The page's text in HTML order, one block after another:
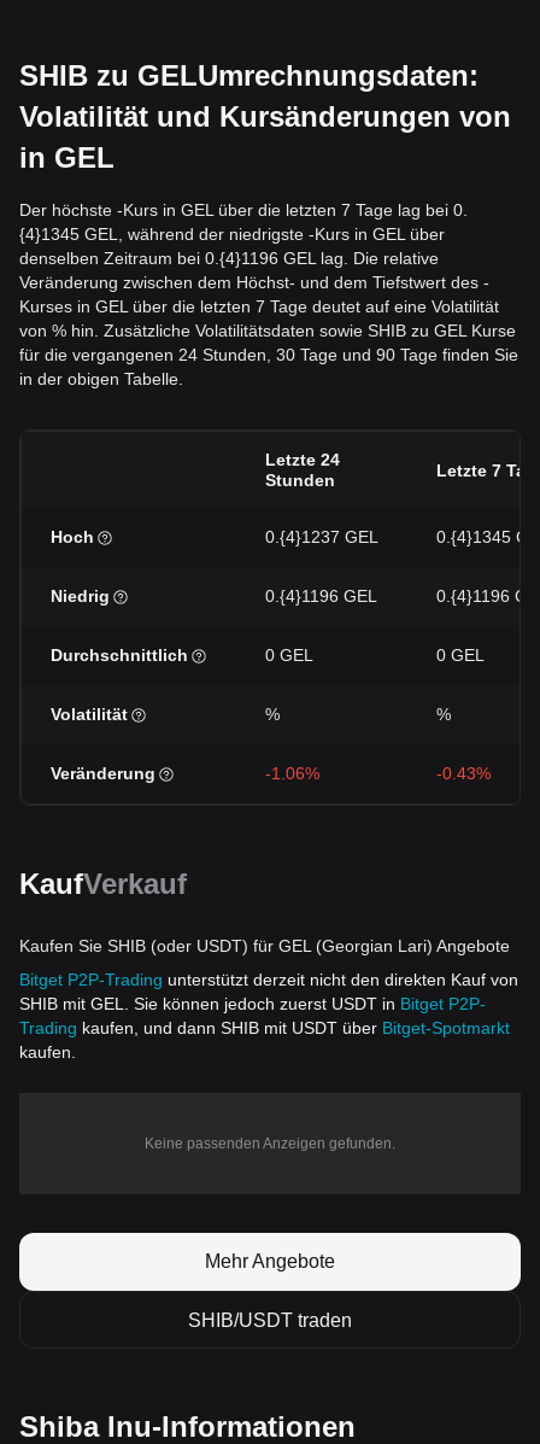
SHIB zu GELUmrechnungsdaten:
Volatilität und Kursänderungen von
in GEL
Der höchste -Kurs in GEL über die letzten 7 Tage lag bei 0.
{4}1345 GEL, während der niedrigste -Kurs in GEL über
denselben Zeitraum bei 0.{4}1196 GEL lag. Die relative
Veränderung zwischen dem Höchst- und dem Tiefstwert des -
Kurses in GEL über die letzten 7 Tage deutet auf eine Volatilität
von % hin. Zusätzliche Volatilitätsdaten sowie SHIB zu GEL Kurse
für die vergangenen 24 Stunden, 30 Tage und 90 Tage finden Sie
in der obigen Tabelle.
Letzte 24
Stunden
Letzte 7
Hoch 0.{4}1237 GEL 0.{4}1345
Niedrig 0.{4}1196 GEL 0.{4}1196
Durchschnittlich 0 GEL 0 GEL
Volatilität % %
Veränderung -1.06% -0.43%
KaufVerkauf
Kaufen Sie SHIB (oder USDT) für GEL (Georgian Lari) Angebote
Bitget P2P-Trading unterstützt derzeit nicht den direkten Kauf von
SHIB mit GEL. Sie können jedoch zuerst USDT in Bitget P2P-
Trading kaufen, und dann SHIB mit USDT über Bitget-Spotmarkt
kaufen.
Keine passenden Anzeigen gefunden.
Mehr Angebote
SHIB/USDT traden
Shiba Inu-Informationen